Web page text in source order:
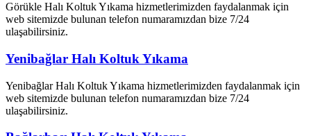
Görükle Halı Koltuk Yıkama hizmetlerimizden faydalanmak için
web sitemizde bulunan telefon numaramızdan bize 7/24
ulaşabilirsiniz.
Yenibağlar Halı Koltuk Yıkama
Yenibağlar Halı Koltuk Yıkama hizmetlerimizden faydalanmak için
web sitemizde bulunan telefon numaramızdan bize 7/24
ulaşabilirsiniz.